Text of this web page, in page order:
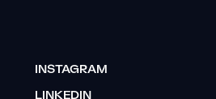
INSTAGRAM
LINKEDIN